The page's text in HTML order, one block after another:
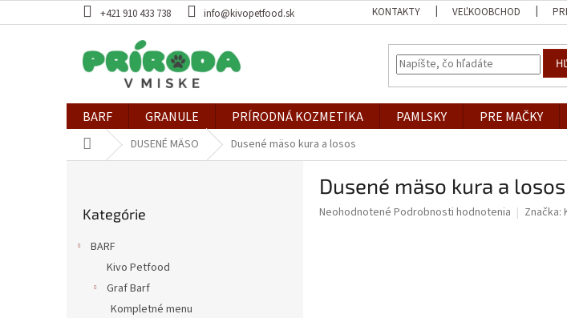
na
+421 910 433 738 info@kivopetfood.sk KONTAKTY VEĽKOOBCHOD
BARF GRANULE PRÍRODNÁ KOZMETIKA PAMLSKY PRE MAČKY
DomovDUSENÉ MÄSO Dusené mäso kura a losos
kategórie
Kategórie
BARF
Kivo Petfood
Graf Barf
Kompletné menu
Dusené mäso kura a losos
Priemerné
Neohodnotené Podrobnosti hodnotenia Značka: